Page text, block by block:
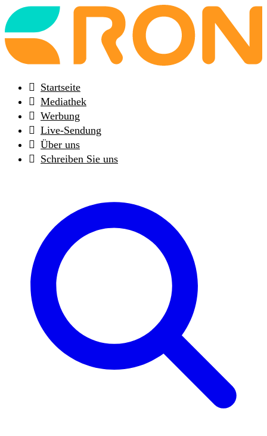
Back
to
frontpage
Startseite
Mediathek
Werbung
Live-Sendung
Über uns
Schreiben Sie uns